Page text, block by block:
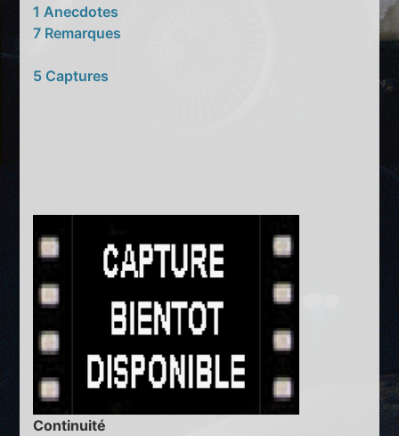
1 Anecdotes
7 Remarques
5 Captures
Continuité